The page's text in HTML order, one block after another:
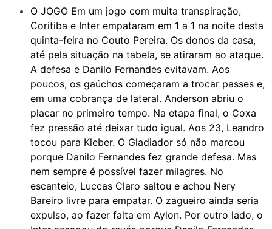
O JOGO Em um jogo com muita transpiração,
Coritiba e Inter empataram em 1 a 1 na noite desta
quinta-feira no Couto Pereira. Os donos da casa,
até pela situação na tabela, se atiraram ao ataque.
A defesa e Danilo Fernandes evitavam. Aos
poucos, os gaúchos começaram a trocar passes e,
em uma cobrança de lateral. Anderson abriu o
placar no primeiro tempo. Na etapa final, o Coxa
fez pressão até deixar tudo igual. Aos 23, Leandro
tocou para Kleber. O Gladiador só não marcou
porque Danilo Fernandes fez grande defesa. Mas
nem sempre é possível fazer milagres. No
escanteio, Luccas Claro saltou e achou Nery
Bareiro livre para empatar. O zagueiro ainda seria
expulso, ao fazer falta em Aylon. Por outro lado, o